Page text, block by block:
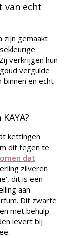
van echt
zijn gemaakt
verkrijgen hun
vergulde
binnen en echt
kettingen
dit tegen te
dat
zilveren
dit is een
aan
Dit zwarte
met behulp
levert bij